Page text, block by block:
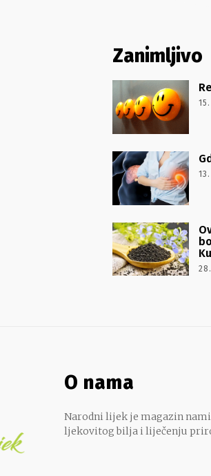
Zanimljivo
O nama
Narodni lijek je magazin
ljekovitog bilja i liječenju